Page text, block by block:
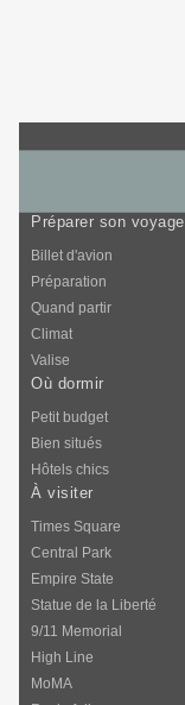
Préparer son voyage
Billet d'avion
Préparation
Quand partir
Climat
Valise
Où dormir
Petit budget
Bien situés
Hôtels chics
À visiter
Times Square
Central Park
Empire State
Statue de la Liberté
9/11 Memorial
High Line
MoMA